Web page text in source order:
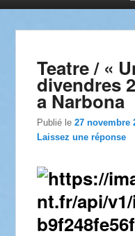
Teatre / «
divendres
a Narbona
Publié le27 novembre
Laissez une réponse